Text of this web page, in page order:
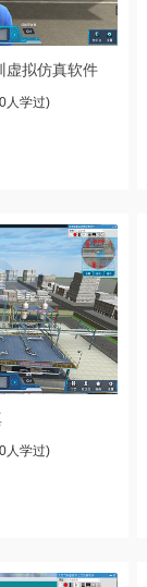
虚拟仿真软件
人学过)
人学过)